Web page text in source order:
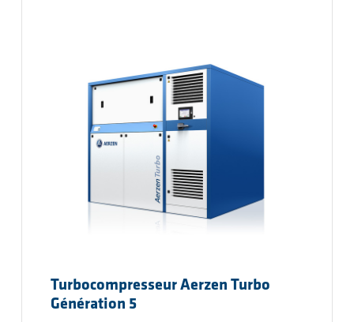
Turbocompresseur Aerzen Turbo
Génération 5